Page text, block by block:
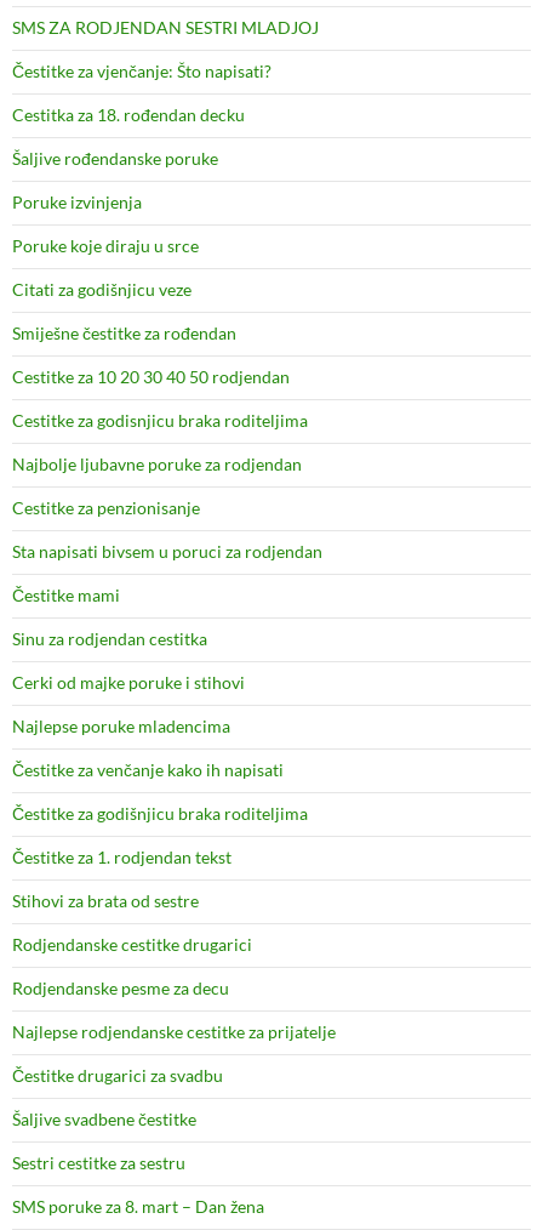
SMS ZA RODJENDAN SESTRI MLADJOJ
Čestitke za vjenčanje: Što napisati?
Cestitka za 18. rođendan decku
Šaljive rođendanske poruke
Poruke izvinjenja
Poruke koje diraju u srce
Citati za godišnjicu veze
Smiješne čestitke za rođendan
Cestitke za 10 20 30 40 50 rodjendan
Cestitke za godisnjicu braka roditeljima
Najbolje ljubavne poruke za rodjendan
Cestitke za penzionisanje
Sta napisati bivsem u poruci za rodjendan
Čestitke mami
Sinu za rodjendan cestitka
Cerki od majke poruke i stihovi
Najlepse poruke mladencima
Čestitke za venčanje kako ih napisati
Čestitke za godišnjicu braka roditeljima
Čestitke za 1. rodjendan tekst
Stihovi za brata od sestre
Rodjendanske cestitke drugarici
Rodjendanske pesme za decu
Najlepse rodjendanske cestitke za prijatelje
Čestitke drugarici za svadbu
Šaljive svadbene čestitke
Sestri cestitke za sestru
SMS poruke za 8. mart – Dan žena